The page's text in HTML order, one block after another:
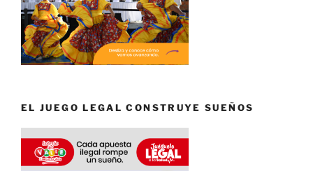
EL JUEGO LEGAL CONSTRUYE SUEÑOS